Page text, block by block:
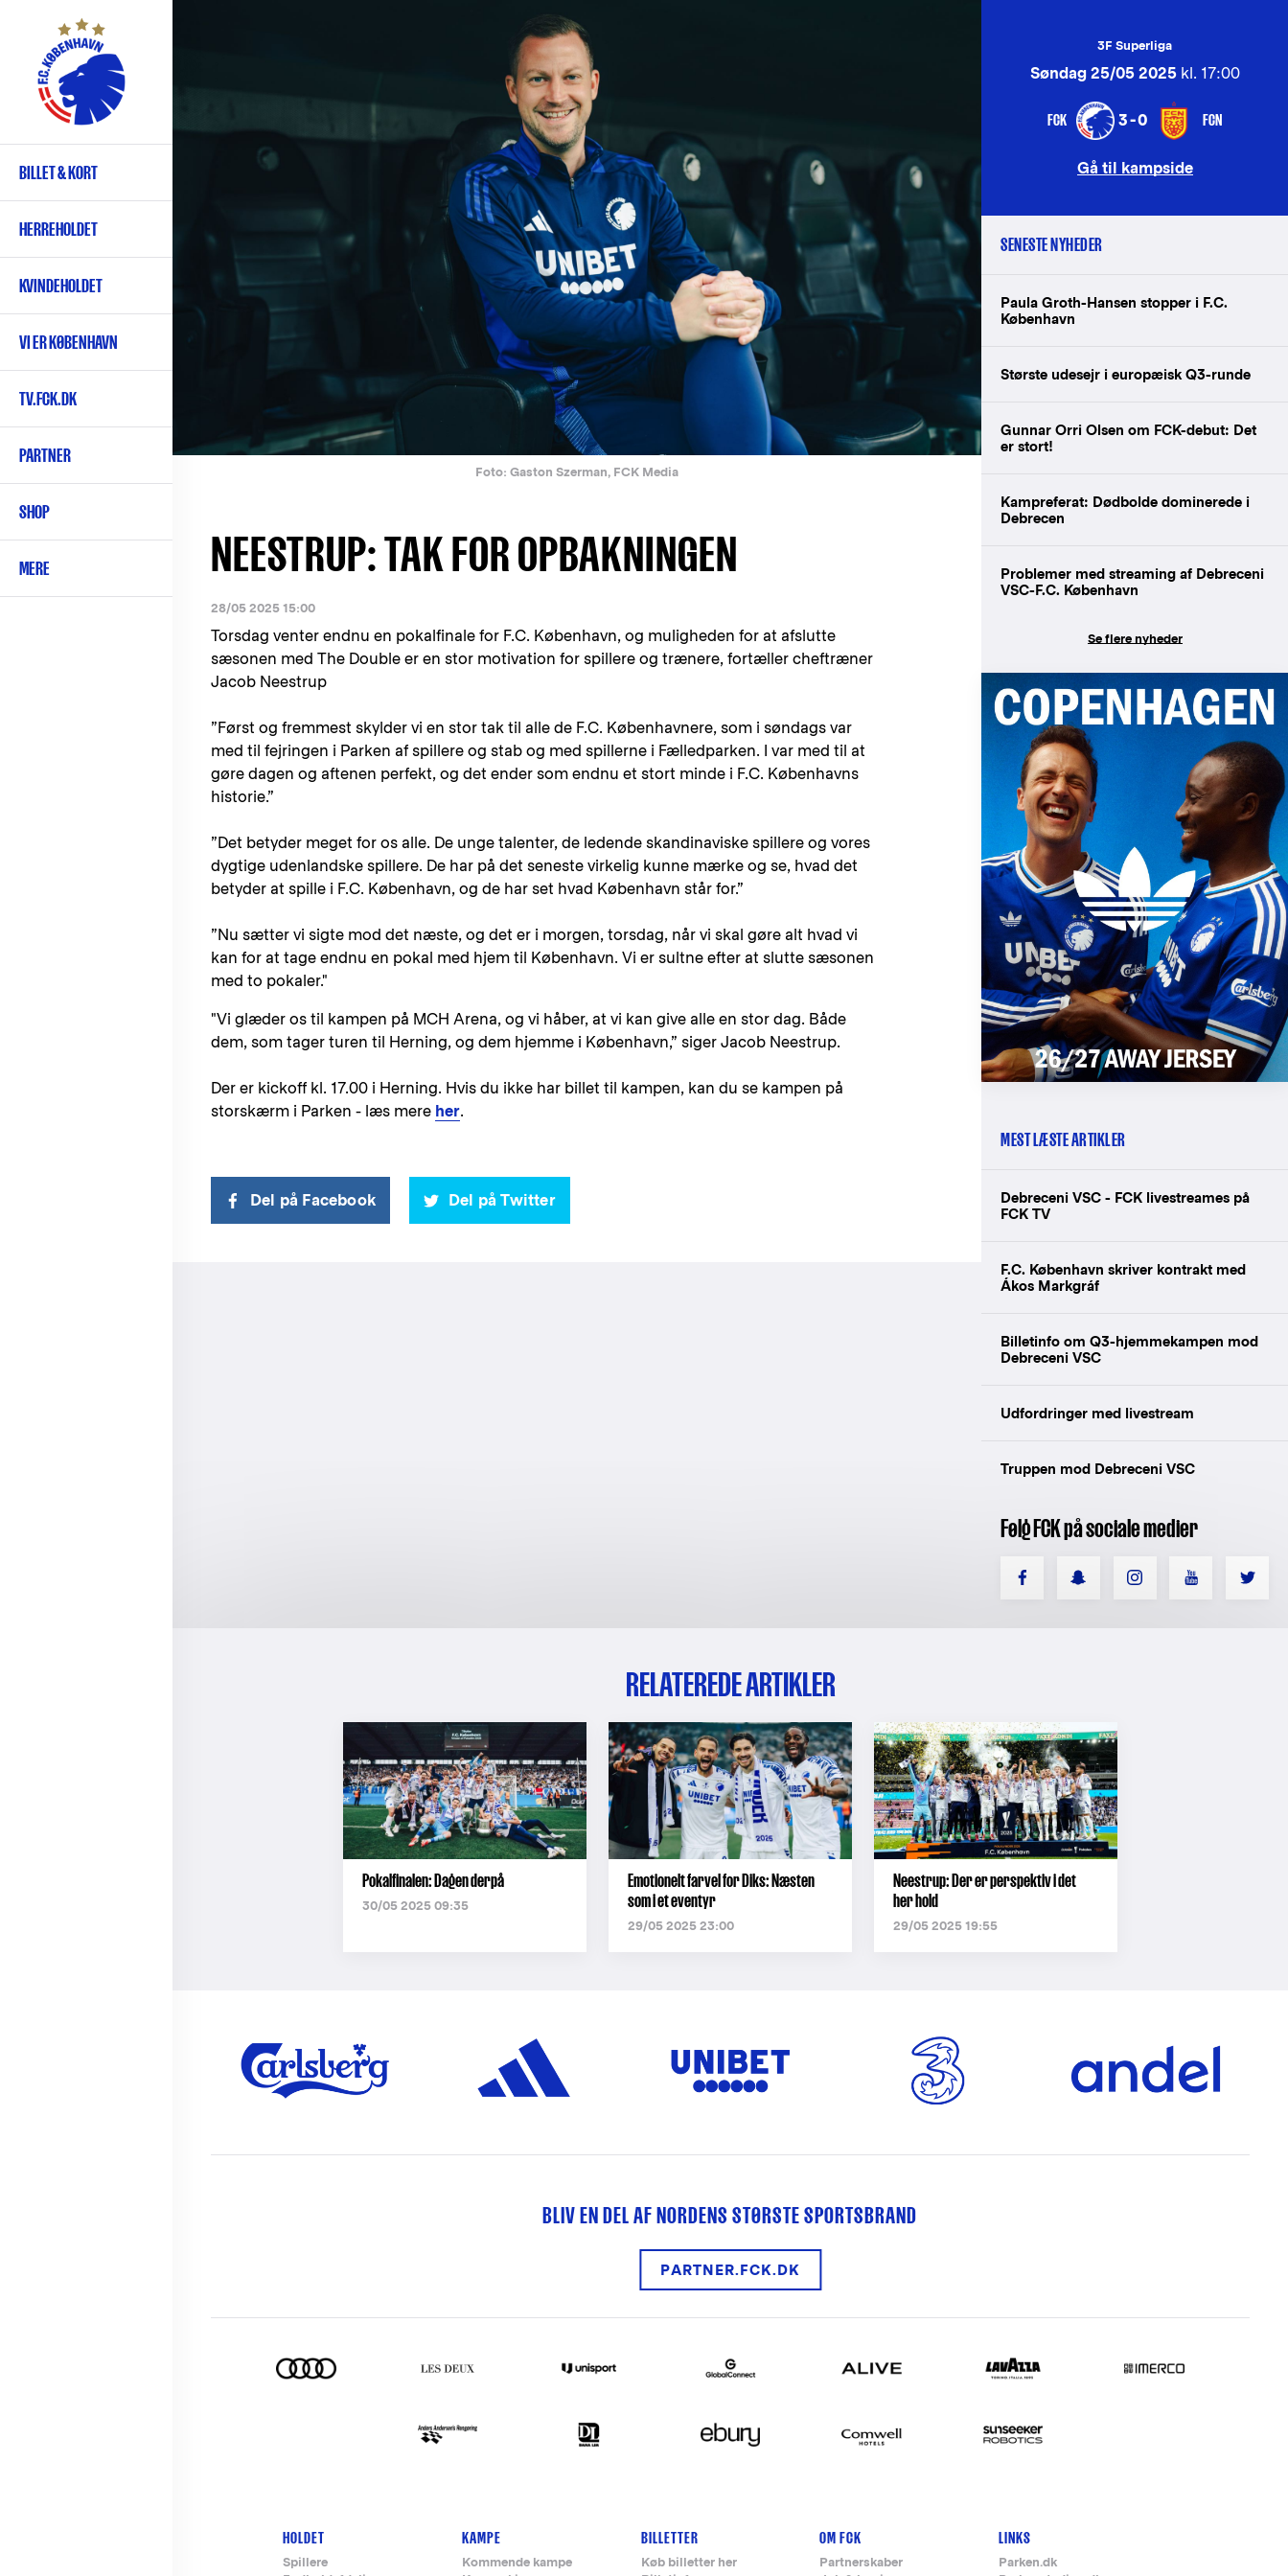
hovedindhold
Primær
navigation
BILLET & KORT
HERREHOLDET
KVINDEHOLDET
VI ER KØBENHAVN
TV.FCK.DK
PARTNER
SHOP
MERE
Foto: Gaston Szerman, FCK Media
NEESTRUP: TAK FOR OPBAKNINGEN
28/05 2025 15:00
Torsdag venter endnu en pokalfinale for F.C. København, og muligheden for at afslutte
sæsonen med The Double er en stor motivation for spillere og trænere, fortæller cheftræner
Jacob Neestrup
”Først og fremmest skylder vi en stor tak til alle de F.C. Københavnere, som i søndags var
med til fejringen i Parken af spillere og stab og med spillerne i Fælledparken. I var med til at
gøre dagen og aftenen perfekt, og det ender som endnu et stort minde i F.C. Københavns
historie.”
”Det betyder meget for os alle. De unge talenter, de ledende skandinaviske spillere og vores
dygtige udenlandske spillere. De har på det seneste virkelig kunne mærke og se, hvad det
betyder at spille i F.C. København, og de har set hvad København står for.”
”Nu sætter vi sigte mod det næste, og det er i morgen, torsdag, når vi skal gøre alt hvad vi
kan for at tage endnu en pokal med hjem til København. Vi er sultne efter at slutte sæsonen
med to pokaler."
"Vi glæder os til kampen på MCH Arena, og vi håber, at vi kan give alle en stor dag. Både
dem, som tager turen til Herning, og dem hjemme i København,” siger Jacob Neestrup.
Der er kickoff kl. 17.00 i Herning. Hvis du ikke har billet til kampen, kan du se kampen på
storskærm i Parken - læs mere her.
Del på Facebook Del på Twitter
3F Superliga
Søndag 25/05 2025kl. 17:00
FCK 3-0 FCN
Gå til kampside
SENESTE NYHEDER
Paula Groth-Hansen stopper i F.C.
København
Største udesejr i europæisk Q3-runde
Gunnar Orri Olsen om FCK-debut: Det
er stort!
Kampreferat: Dødbolde dominerede i
Debrecen
Problemer med streaming af Debreceni
VSC-F.C. København
Se flere nyheder
MEST LÆSTE ARTIKLER
Debreceni VSC - FCK livestreames på
FCK TV
F.C. København skriver kontrakt med
Ákos Markgráf
Billetinfo om Q3-hjemmekampen mod
Debreceni VSC
Udfordringer med livestream
Truppen mod Debreceni VSC
Følg FCK på sociale medier
RELATEREDE ARTIKLER
Pokalfinalen: Dagen derpå
30/05 2025 09:35
Emotionelt farvel for Diks: Næsten
som i et eventyr
29/05 2025 23:00
Neestrup: Der er perspektiv i det
her hold
29/05 2025 19:55
BLIV EN DEL AF NORDENS STØRSTE SPORTSBRAND
PARTNER.FCK.DK
Footer-
HOLDET
Spillere
KAMPE
Kommende kampe
BILLETTER
Køb billetter her
OM FCK
Partnerskaber
LINKS
Parken.dk